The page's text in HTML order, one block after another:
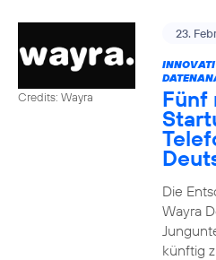
Credits: Wayra
23.
Fünf
Die
Wayra
künftig